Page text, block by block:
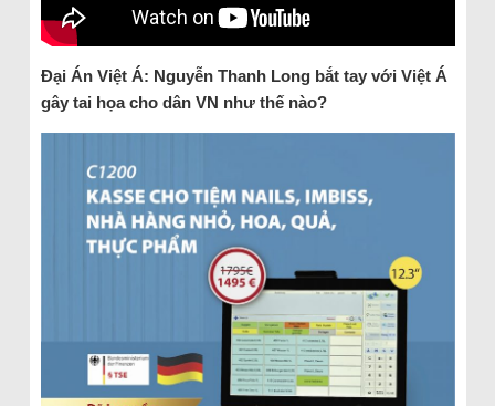
Đại Án Việt Á: Nguyễn Thanh Long bắt tay với Việt Á
gây tai họa cho dân VN như thế nào?